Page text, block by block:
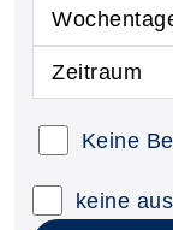
Zeitraum
Keine
keine